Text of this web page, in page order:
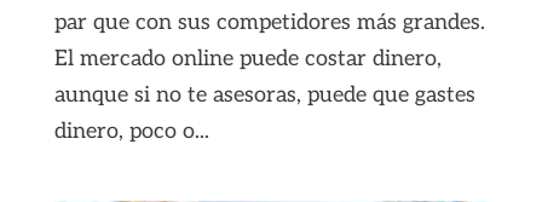
par que con sus competidores más grandes.
El mercado online puede costar dinero,
aunque si no te asesoras, puede que gastes
dinero, poco o...